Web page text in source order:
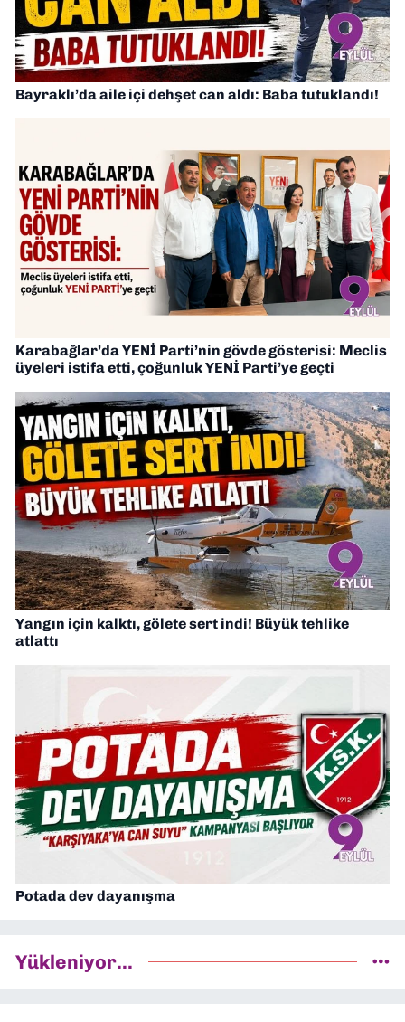
Bayraklı’da aile içi dehşet can aldı: Baba tutuklandı!
Karabağlar’da YENİ Parti’nin gövde gösterisi: Meclis
üyeleri istifa etti, çoğunluk YENİ Parti’ye geçti
Yangın için kalktı, gölete sert indi! Büyük tehlike
atlattı
Potada dev dayanışma
Yükleniyor...